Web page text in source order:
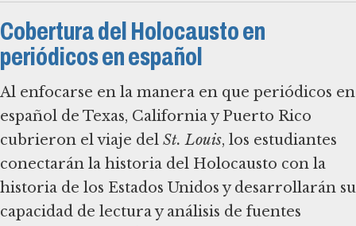
Cobertura del Holocausto en
periódicos en español
Al enfocarse en la manera en que periódicos en
español de Texas, California y Puerto Rico
cubrieron el viaje del St. Louis, los estudiantes
conectarán la historia del Holocausto con la
historia de los Estados Unidos y desarrollarán su
capacidad de lectura y análisis de fuentes